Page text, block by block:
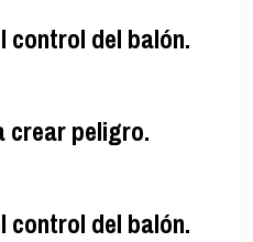
control del balón.
crear peligro.
control del balón.